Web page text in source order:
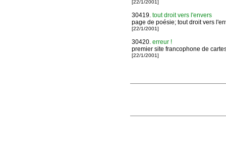
[22/1/2001]
30419. tout droit vers l'envers
page de poésie; tout droit vers
[22/1/2001]
30420. erreur !
premier site francophone de
[22/1/2001]